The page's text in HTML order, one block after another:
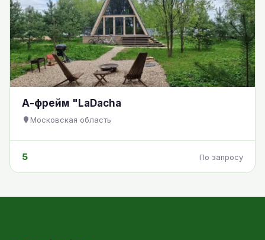
А-фрейм "LaDacha
Московская область
5 По запросу